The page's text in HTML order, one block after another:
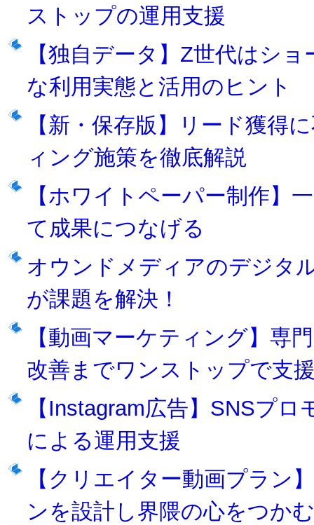
ストップの運用支援
【独自データ】Z世代はシ
な利用実態と活用のヒント
【新・保存版】リード獲得
ィング施策を徹底解説
【ホワイトペーパー制作】
て成果につなげる
オウンドメディアのデジタ
が課題を解決！
【動画マーケティング】専
改善までワンストップで支
【Instagram広告】SNSプ
による運用支援
【クリエイター動画プラン
ンを設計し界隈の心をつかむ